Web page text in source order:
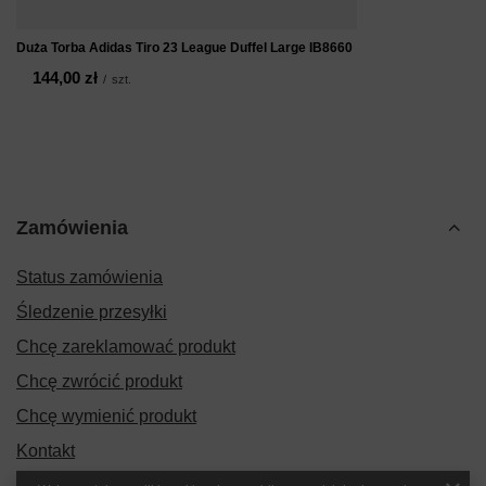
Duża Torba Adidas Tiro 23 League Duffel Large IB8660
144,00 zł / szt.
Zamówienia
Status zamówienia
Śledzenie przesyłki
Chcę zareklamować produkt
Chcę zwrócić produkt
Chcę wymienić produkt
Kontakt